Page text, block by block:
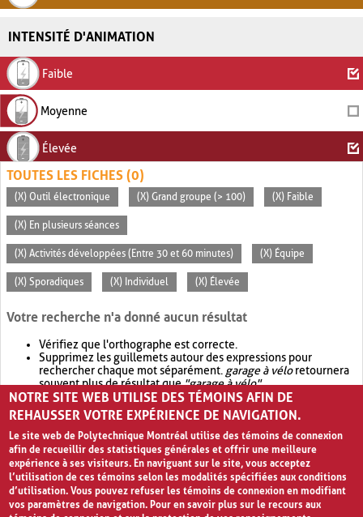
INTENSITÉ D'ANIMATION
Faible
Moyenne
Élevée
TOUTES LES FICHES (0)
(X) Outil électronique (X) Grand groupe (> 100) (X) Faible
(X) En plusieurs séances
(X) Activités développées (Entre 30 et 60 minutes) (X) Équipe
(X) Sporadiques (X) Individuel (X) Élevée
Votre recherche n'a donné aucun résultat
Vérifiez que l'orthographe est correcte.
Supprimez les guillemets autour des expressions pour
rechercher chaque mot séparément. garage à véloretournera
souvent plus de résultat que"garage à vélo".
Envisagez d'élargir votre recherche avec OR.garage OR vélo
retournera souvent plus de résultat quegarage à vélo
NOTRE SITE WEB UTILISE DES TÉMOINS AFIN DE
REHAUSSER VOTRE EXPÉRIENCE DE NAVIGATION.
Le site web de Polytechnique Montréal utilise des témoins de connexion
afin de recueillir des statistiques générales et offrir une meilleure
expérience à ses visiteurs. En naviguant sur le site, vous acceptez
l’utilisation de ces témoins selon les modalités spécifiées aux conditions
d’utilisation. Vous pouvez refuser les témoins de connexion en modifiant
vos paramètres de navigation. Pour en savoir plus sur le recours aux